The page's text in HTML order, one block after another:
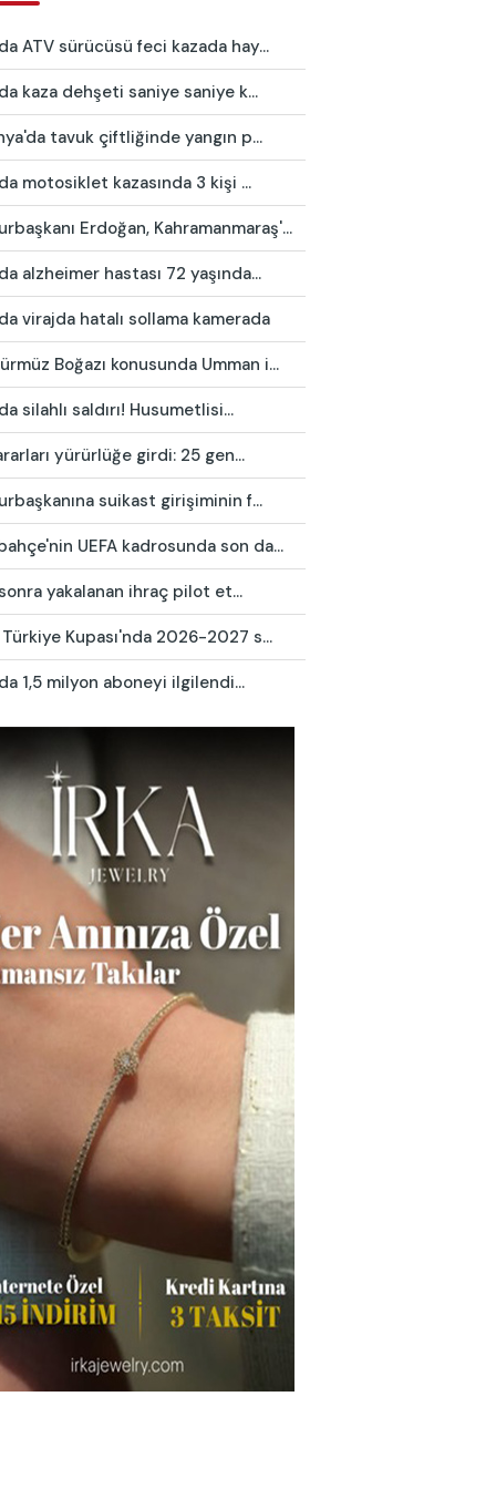
ATV sürücüsü feci kazada hay...
kaza dehşeti saniye saniye k...
tavuk çiftliğinde yangın p...
motosiklet kazasında 3 kişi ...
Erdoğan, Kahramanmaraş'...
alzheimer hastası 72 yaşında...
virajda hatalı sollama kamerada
Boğazı konusunda Umman i...
silahlı saldırı! Husumetlisi...
yürürlüğe girdi: 25 gen...
suikast girişiminin f...
UEFA kadrosunda son da...
yakalanan ihraç pilot et...
Kupası'nda 2026-2027 s...
1,5 milyon aboneyi ilgilendi...